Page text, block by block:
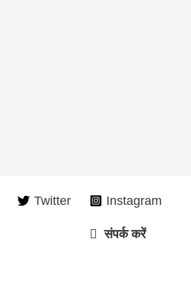
Twitter Instagram
संपर्क करें